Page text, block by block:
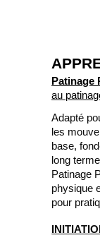
Patinage
au
Adapté
les
base,
long
Patinage
physique
pour